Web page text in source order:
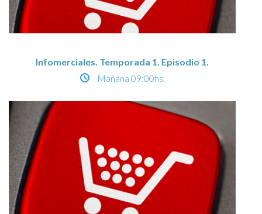
Infomerciales. Temporada 1. Episodio 1.
Mañana 09:00hs.